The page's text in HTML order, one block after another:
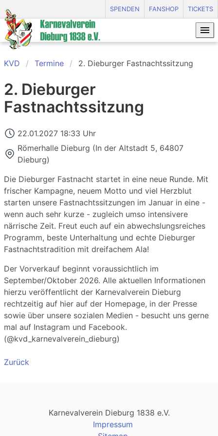
SPENDEN FANSHOP TICKETS
KVD Termine 2. Dieburger Fastnachtssitzung
2. Dieburger
Fastnachtssitzung
22.01.2027 18:33 Uhr
Römerhalle Dieburg (In der Altstadt 5, 64807
Dieburg)
Die Dieburger Fastnacht startet in eine neue Runde. Mit
frischer Kampagne, neuem Motto und viel Herzblut
starten unsere Fastnachtssitzungen im Januar in eine -
wenn auch sehr kurze - zugleich umso intensivere
närrische Zeit. Freut euch auf ein abwechslungsreiches
Programm, beste Unterhaltung und echte Dieburger
Fastnachtstradition mit dreifachem Ala!
Der Vorverkauf beginnt voraussichtlich im
September/Oktober 2026. Alle aktuellen Informationen
hierzu veröffentlicht der Karnevalverein Dieburg
rechtzeitig auf hier auf der Homepage, in der Presse
sowie über unsere sozialen Medien - besucht uns gerne
mal auf Instagram und Facebook.
(@kvd_karnevalverein_dieburg)
Zurück
Karnevalverein Dieburg 1838 e.V.
Impressum